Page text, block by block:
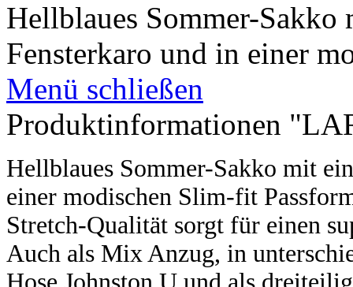
Hellblaues Sommer-
Fensterkaro und in einer
Menü schließen
Produktinformationen
Hellblaues Sommer-Sakko mit
einer modischen Slim-fit
Stretch-Qualität sorgt für einen
Auch als Mix Anzug, in